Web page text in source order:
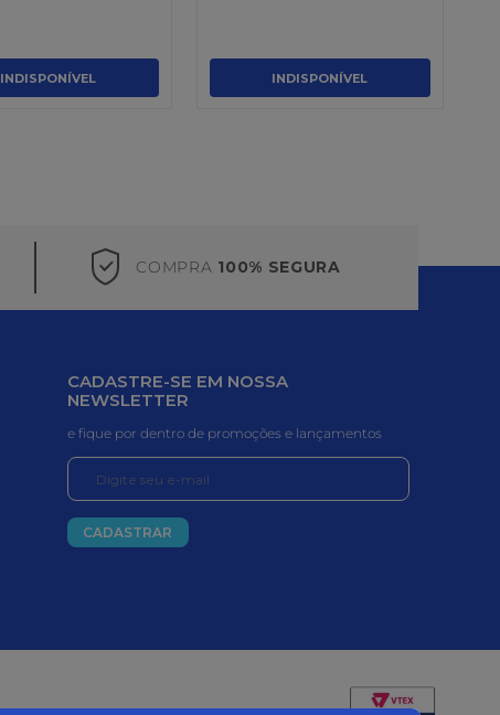
INDISPONÍVEL INDISPONÍVEL
COMPRA 100% SEGURA
CADASTRE-SE EM NOSSA
NEWSLETTER
e fique por dentro de promoções e lançamentos
CADASTRAR